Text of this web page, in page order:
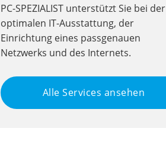
PC-SPEZIALIST unterstützt Sie bei der
optimalen IT-Ausstattung, der
Einrichtung eines passgenauen
Netzwerks und des Internets.
Alle Services ansehen